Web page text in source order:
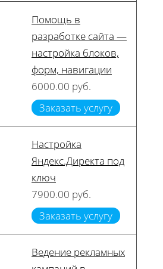
Помощь в
разработке сайта —
настройка блоков,
форм, навигации
6000.00 руб.
Заказать услугу
Настройка
Яндекс.Директа под
ключ
7900.00 руб.
Заказать услугу
Ведение рекламных